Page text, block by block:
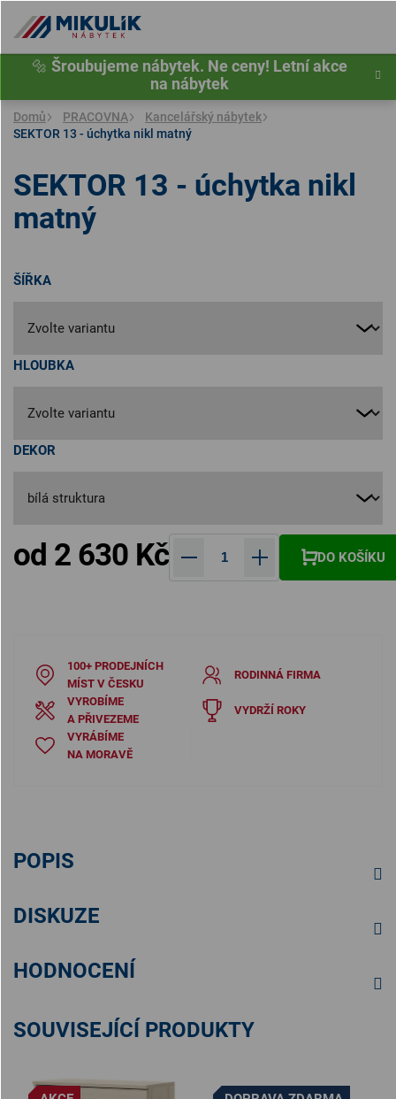
obsah
🔩 Šroubujeme nábytek. Ne ceny! Letní akce
na nábytek
Domů PRACOVNA
Kancelářský nábytek
SEKTOR 13 - úchytka nikl matný
ŠÍŘKA
HLOUBKA
DEKOR
od 2 630 Kč DO KOŠÍKU
SEKTOR 13 - úchytka nikl
matný
100+ PRODEJNÍCH
MÍST V ČESKU
RODINNÁ FIRMA
VYROBÍME
A PŘIVEZEME
VYDRŽÍ ROKY
VYRÁBÍME
NA MORAVĚ
POPIS
DISKUZE
HODNOCENÍ
SOUVISEJÍCÍ PRODUKTY